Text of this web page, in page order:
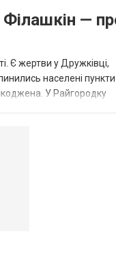
Філашкін —
Є жертви у Дружківці,
населені пункти
У Райгородку